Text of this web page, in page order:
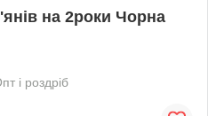
на 2роки Чорна
і роздріб